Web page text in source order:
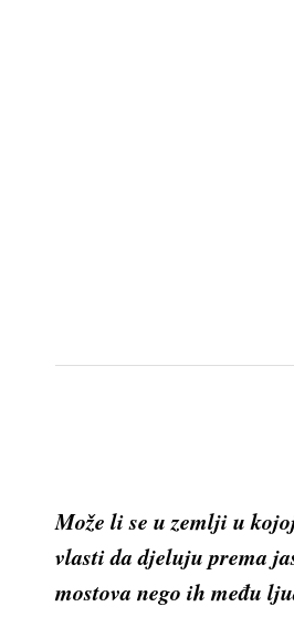
Može li se u zemlji u
vlasti da djeluju prema
mostova nego ih među